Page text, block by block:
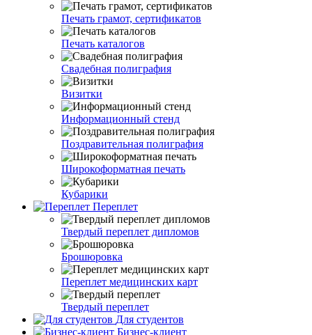
Печать грамот, сертификатов
Печать каталогов
Свадебная полиграфия
Визитки
Информационный стенд
Поздравительная полиграфия
Широкоформатная печать
Кубарики
Переплет
Твердый переплет дипломов
Брошюровка
Переплет медицинских карт
Твердый переплет
Для студентов
Бизнес-клиент